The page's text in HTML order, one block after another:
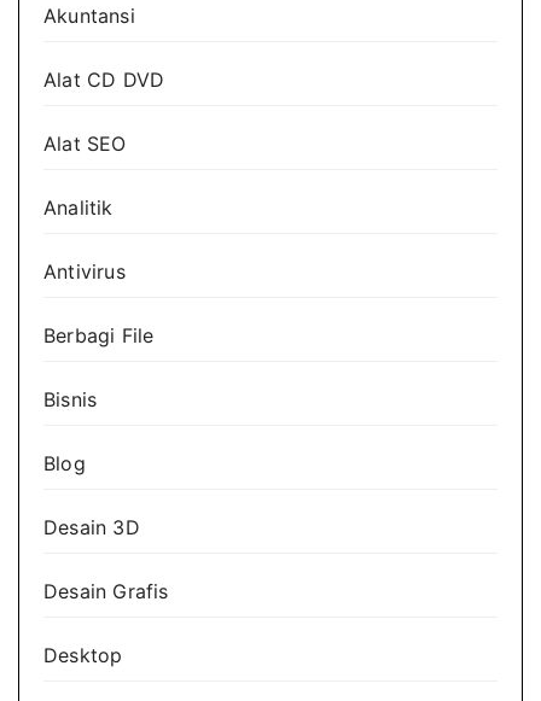
Akuntansi
Alat CD DVD
Alat SEO
Analitik
Antivirus
Berbagi File
Bisnis
Blog
Desain 3D
Desain Grafis
Desktop